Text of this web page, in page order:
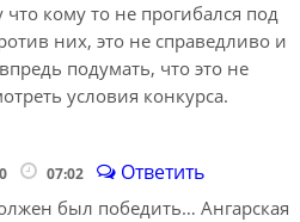
кому то не прогибался под
них, это не справедливо и
подумать, что это не
условия конкурса.
07:02 Ответить
был победить… Ангарская